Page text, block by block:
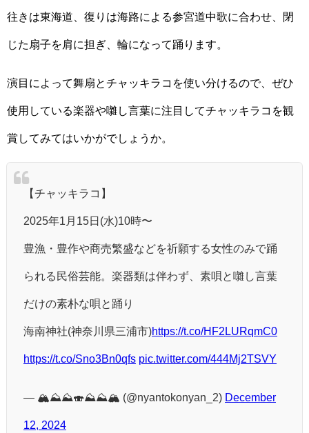
往きは東海道、復りは海路による参宮道中歌に合わせ、閉
じた扇子を肩に担ぎ、輪になって踊ります。
演目によって舞扇とチャッキラコを使い分けるので、ぜひ
使用している楽器や囃し言葉に注目してチャッキラコを観
賞してみてはいかがでしょうか。
【チャッキラコ】
2025年1月15日(水)10時〜
豊漁・豊作や商売繁盛などを祈願する女性のみで踊
られる民俗芸能。楽器類は伴わず、素唄と囃し言葉
だけの素朴な唄と踊り
海南神社(神奈川県三浦市)https://t.co/HF2LURqmC0
https://t.co/Sno3Bn0qfs pic.twitter.com/444Mj2TSVY
— 🏔⛰⛰🍣⛰⛰🏔 (@nyantokonyan_2) December
12, 2024